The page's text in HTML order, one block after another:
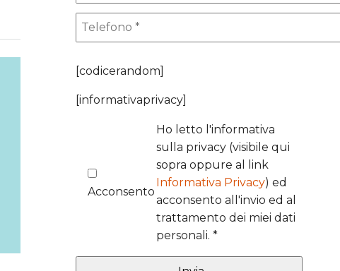
[codicerandom]
[informativaprivacy]
Acconsento
Ho letto l'informativa
sulla privacy (visibile qui
sopra oppure al link
Informativa Privacy) ed
acconsento all'invio ed al
trattamento dei miei dati
personali. *